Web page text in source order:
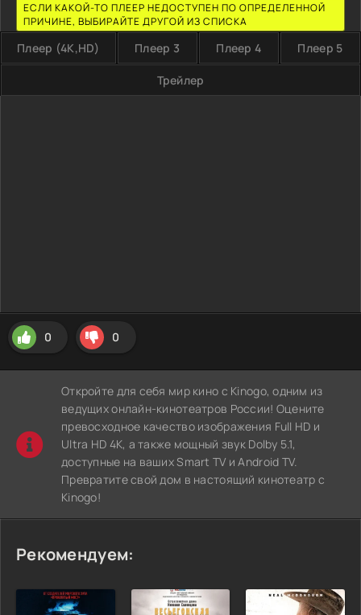
ЕСЛИ КАКОЙ-ТО ПЛЕЕР НЕДОСТУПЕН ПО ОПРЕДЕЛЕННОЙ
ПРИЧИНЕ, ВЫБИРАЙТЕ ДРУГОЙ ИЗ СПИСКА
Плеер (4K,HD) Плеер 3 Плеер 4 Плеер 5
Трейлер
0 0
Откройте для себя мир кино с Kinogo, одним из
ведущих онлайн-кинотеатров России! Оцените
превосходное качество изображения Full HD и
Ultra HD 4K, а также мощный звук Dolby 5.1,
доступные на ваших Smart TV и Android TV.
Превратите свой дом в настоящий кинотеатр с
Kinogo!
Рекомендуем: